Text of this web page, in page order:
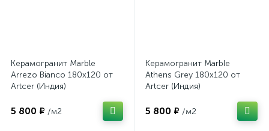
Керамогранит Marble
Arrezo Bianco 180x120 от
Artcer (Индия)
5 800 ₽ /м2
Керамогранит Marble
Athens Grey 180x120 от
Artcer (Индия)
5 800 ₽ /м2